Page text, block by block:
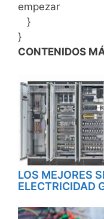
empezar
}
}
CONTENIDOS
LOS MEJORES
ELECTRICIDAD